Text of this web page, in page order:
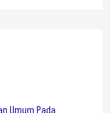
Umum Pada